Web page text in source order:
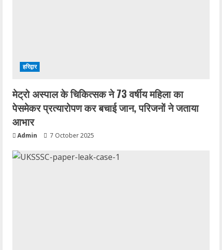
हरिद्वार
मेट्रो अस्पाल के चिकित्सक ने 73 वर्षीय महिला का
पेसमेकर प्रत्यारोपण कर बचाई जान, परिजनों ने जताया
आभार
Admin 7 October 2025